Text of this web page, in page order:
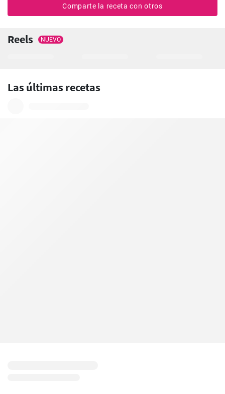
Comparte la receta con otros
Reels NUEVO
Las últimas recetas